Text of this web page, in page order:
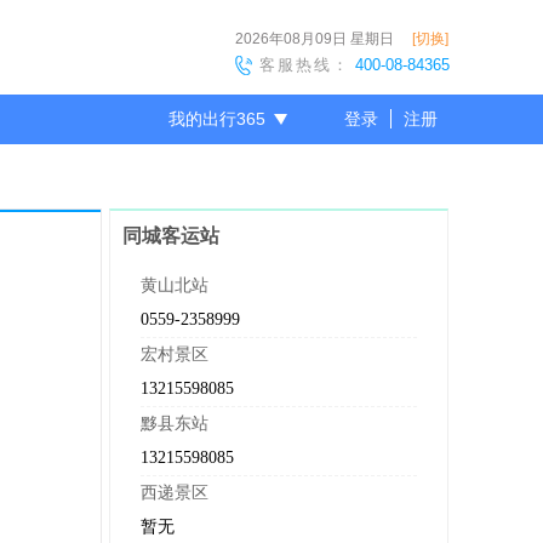
2026年08月09日 星期日 [切换]
客服热线： 400-08-84365
我的出行365 登录 注册
同城客运站
黄山北站
0559-2358999
宏村景区
13215598085
黟县东站
13215598085
西递景区
暂无